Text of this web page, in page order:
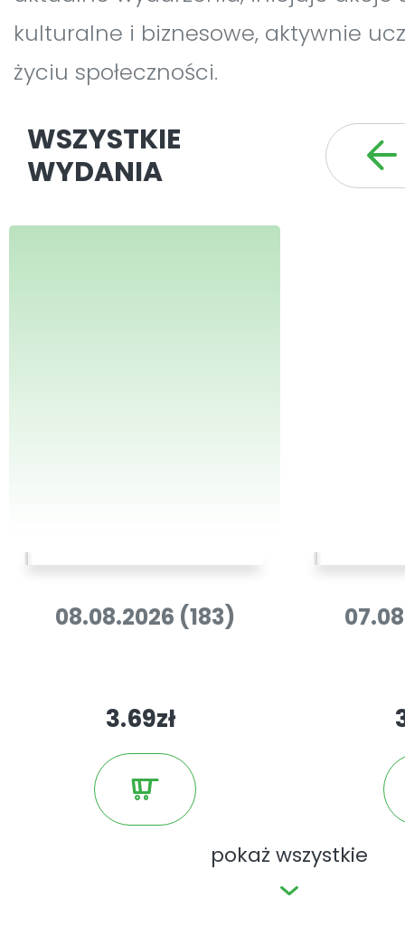
kulturalne i biznesowe, aktywnie
życiu społeczności.
WSZYSTKIE
WYDANIA
pokaż wszystkie
08.08.2026 (183)
3.69zł